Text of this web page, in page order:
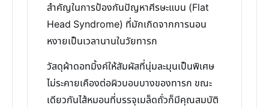
สำคัญในการป้องกันปัญหาศีรษะแบน (Flat
Head Syndrome) ที่มักเกิดจากการนอน
หงายเป็นเวลานานในวัยทารก
วัสดุผ้าดอทมิ้งค์ให้สัมผัสที่นุ่มละมุนเป็นพิเศษ
ไม่ระคายเคืองต่อผิวบอบบางของทารก ขณะ
เดียวกันไส้หมอนที่บรรจุเมล็ดถั่วก็มีคุณสมบัติ